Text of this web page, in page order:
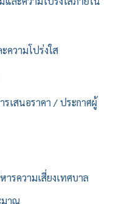
ความโปร่งใส
รเสนอราคา / ประกาศผู้
ารความเสี่ยงเทศบาล
มาณ